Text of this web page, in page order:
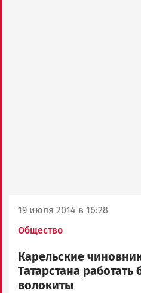
19 июля 2014 в 16:28
Общество
Карельские
Татарстана
волокиты